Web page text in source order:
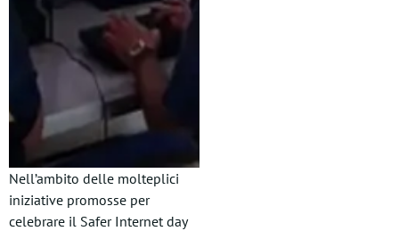
Nell’ambito delle molteplici
iniziative promosse per
celebrare il Safer Internet day